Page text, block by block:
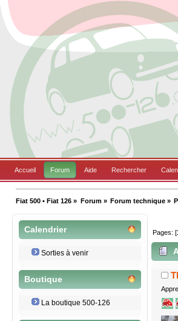
Accueil Forum Aide Rechercher
Fiat 500 • Fiat 126 » Forum» Forum technique»
Calendrier
Sorties à venir
Boutique
La boutique 500-126
Pages: [
fois)